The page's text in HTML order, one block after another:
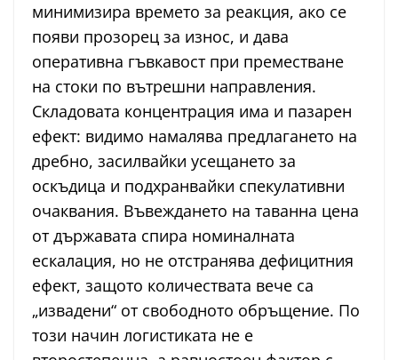
минимизира времето за реакция, ако се
появи прозорец за износ, и дава
оперативна гъвкавост при преместване
на стоки по вътрешни направления.
Складовата концентрация има и пазарен
ефект: видимо намалява предлагането на
дребно, засилвайки усещането за
оскъдица и подхранвайки спекулативни
очаквания. Въвеждането на таванна цена
от държавата спира номиналната
ескалация, но не отстранява дефицитния
ефект, защото количествата вече са
„извадени“ от свободното обръщение. По
този начин логистиката не е